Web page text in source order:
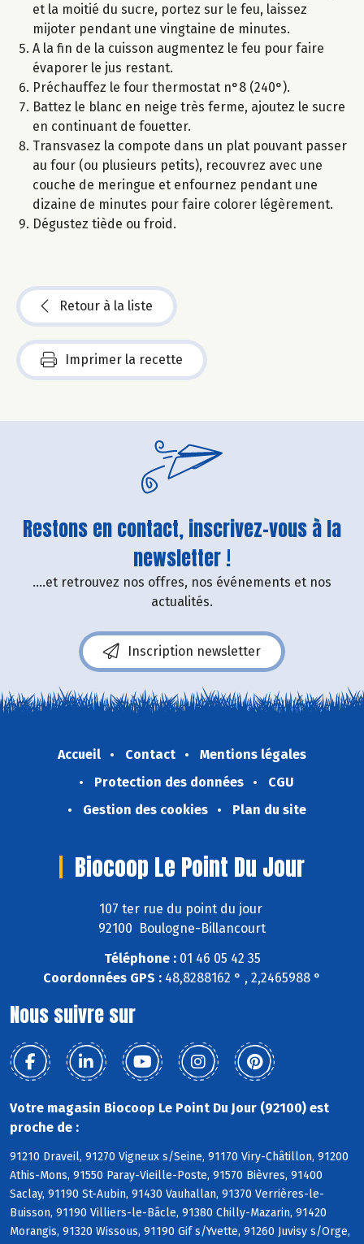
et la moitié du sucre, portez sur le feu, laissez
mijoter pendant une vingtaine de minutes.
A la fin de la cuisson augmentez le feu pour faire
évaporer le jus restant.
Préchauffez le four thermostat n°8 (240°).
Battez le blanc en neige très ferme, ajoutez le sucre
en continuant de fouetter.
Transvasez la compote dans un plat pouvant passer
au four (ou plusieurs petits), recouvrez avec une
couche de meringue et enfournez pendant une
dizaine de minutes pour faire colorer légèrement.
Dégustez tiède ou froid.
Retour à la liste
Imprimer la recette
Restons en contact, inscrivez-vous à la
newsletter !
....et retrouvez nos offres, nos événements et nos
actualités.
Inscription newsletter
Accueil Contact
Mentions légales
Protection des données
CGU
Gestion des cookies
Plan du site
Biocoop Le Point Du Jour
107 ter rue du point du jour
92100 Boulogne-Billancourt
Téléphone :01 46 05 42 35
Coordonnées GPS : 48,8288162 ° , 2,2465988 °
Nous suivre sur
Votre magasin Biocoop Le Point Du Jour (92100) est
proche de :
91210 Draveil, 91270 Vigneux s/Seine, 91170 Viry-Châtillon, 91200
Athis-Mons, 91550 Paray-Vieille-Poste, 91570 Bièvres, 91400
Saclay, 91190 St-Aubin, 91430 Vauhallan, 91370 Verrières-le-
Buisson, 91190 Villiers-le-Bâcle, 91380 Chilly-Mazarin, 91420
Morangis, 91320 Wissous, 91190 Gif s/Yvette, 91260 Juvisy s/Orge,